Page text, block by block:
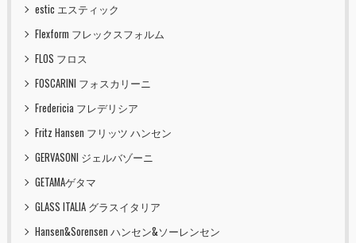
estic エスティック
Flexform フレックスフォルム
FLOS フロス
FOSCARINI フォスカリーニ
Fredericia フレデリシア
Fritz Hansen フリッツ ハンセン
GERVASONI ジェルバゾーニ
GETAMAゲタマ
GLASS ITALIA グラスイタリア
Hansen&Sorensen ハンセン&ソーレンセン